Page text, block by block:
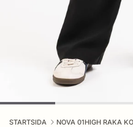
STARTSIDA NOVA 01HIGH RAKA